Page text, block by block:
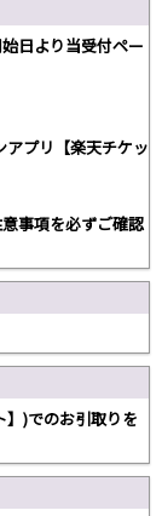
日より当受付ペー
プリ【楽天チケッ
事項を必ずご確認
)でのお引取りを